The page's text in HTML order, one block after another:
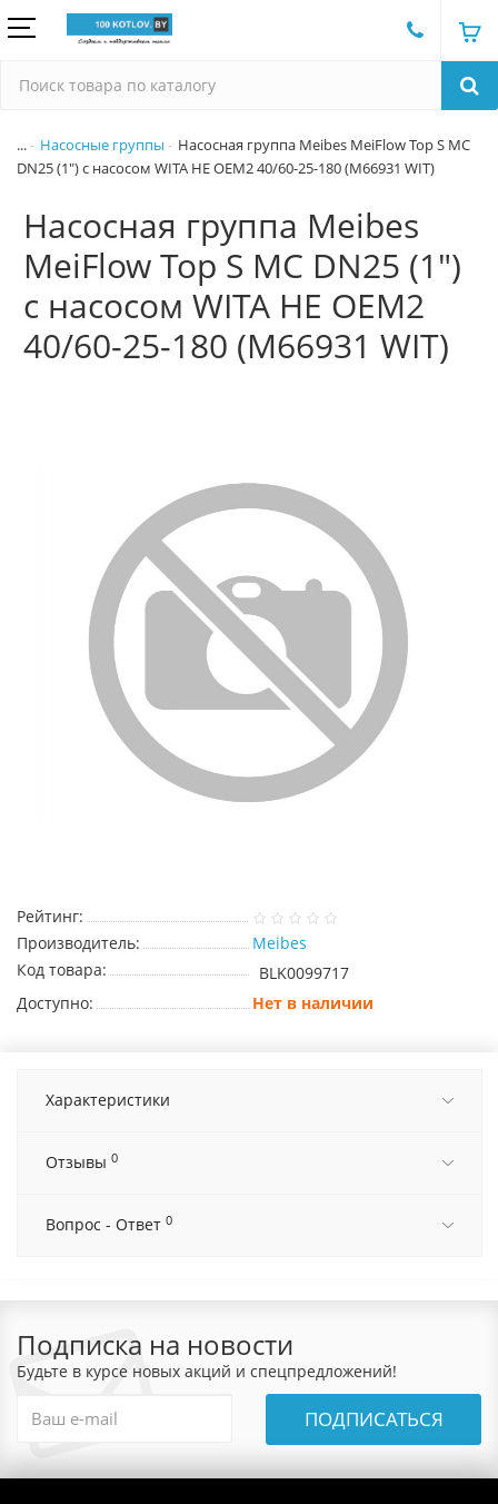
... Насосные группы
Насосная группа Meibes MeiFlow Top S MC
DN25 (1") с насосом WITA HE OEM2 40/60-25-180 (M66931 WIT)
Насосная группа Meibes
MeiFlow Top S MC DN25 (1")
с насосом WITA HE OEM2
40/60-25-180 (M66931 WIT)
Рейтинг:
Производитель:
Meibes
Код товара:
BLK0099717
Доступно:
Нет в наличии
Характеристики
Отзывы 0
Вопрос - Ответ 0
Подписка на новости
Будьте в курсе новых акций и спецпредложений!
ПОДПИСАТЬСЯ